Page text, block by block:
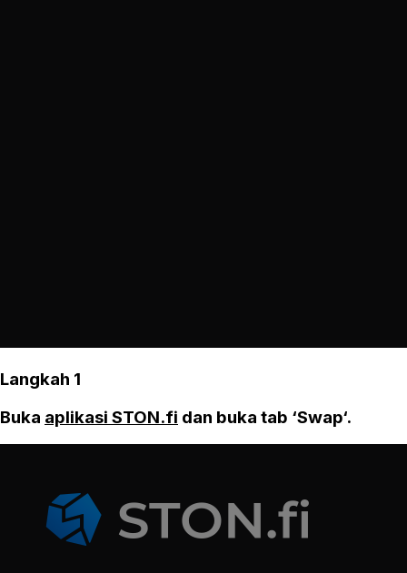
Langkah 1
Buka aplikasi STON.fi dan buka tab ‘Swap‘.